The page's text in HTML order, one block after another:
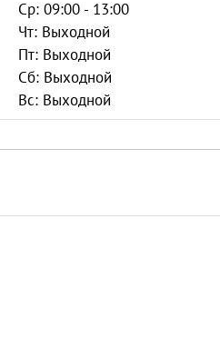
Ср: 09:00 - 13:00
Чт: Выходной
Пт: Выходной
Сб: Выходной
Вс: Выходной